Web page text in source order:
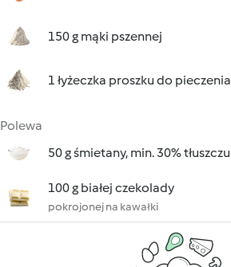
150 g mąki pszennej
1 łyżeczka proszku do pieczenia
Polewa
50 g śmietany, min. 30% tłuszczu
100 g białej czekolady
pokrojonej na kawałki